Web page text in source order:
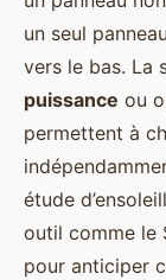
un seul
vers le bas. La
puissance ou
permettent à
étude
outil comme le
pour anticiper